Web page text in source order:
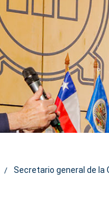
Secretario general de la